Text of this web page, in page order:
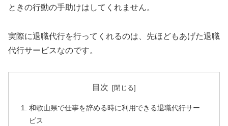
ときの行動の手助けはしてくれません。
実際に退職代行を行ってくれるのは、先ほどもあげた退職
代行サービスなのです。
目次
和歌山県で仕事を辞める時に利用できる退職代行サー
ビス